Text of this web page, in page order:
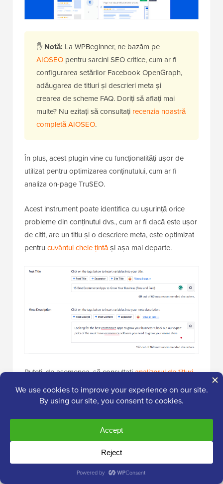
✋ Notă: La WPBeginner, ne bazăm pe
AIOSEO pentru sarcini SEO critice, cum ar fi
configurarea setărilor Facebook OpenGraph,
adăugarea de titluri și descrieri meta și
crearea de scheme FAQ. Doriți să aflați mai
multe? Nu ezitați să consultați recenzia noastră
completă AIOSEO.
În plus, acest plugin vine cu funcționalități ușor de
utilizat pentru optimizarea conținutului, cum ar fi
analiza on-page TruSEO.
Acest instrument poate identifica cu ușurință orice
probleme din conținutul dvs., cum ar fi dacă este ușor
de citit, are un titlu și o descriere meta, este optimizat
pentru cuvântul cheie țintăși așa mai departe.
Puteți, de asemenea, să consultațianalizorul de titluri
. Această funcție poate evalua titlul articolului dvs.
în funcție de cât de eficient și de impact este pentru
Pentru mai multe informații despre optimizarea site-
ului dvs. pentru motoarele de căutare, accesați pur și
simplughidul nostru suprem WordPress SEO.